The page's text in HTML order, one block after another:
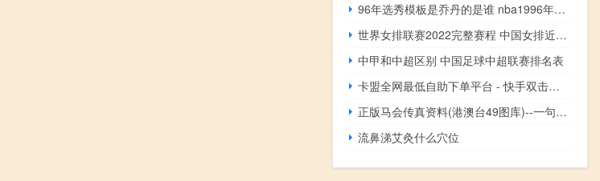
96年选秀模板是乔丹的是谁 nba1996年选秀顺位
世界女排联赛2022完整赛程 中国女排近期赛程表
中甲和中超区别 中国足球中超联赛排名表
卡盟全网最低自助下单平台 - 快手双击量在线刷免费_说说赞软件手机版免费
正版马会传真资料(港澳台49图库)--一句引发热议--V58.14.10
流鼻涕艾灸什么穴位